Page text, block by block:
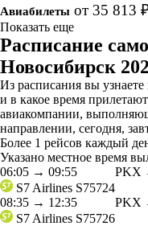
Авиабилеты от 35 813
Показать еще
Расписание
Новосибирск
Из расписания вы
и в какое время
авиакомпании,
направлении, сегодня,
Более 1 рейсов каждый
Указано местное время
06:05 → 09:55
S7 Airlines S75724
PKX
08:35 → 12:35
S7 Airlines S75726
PKX